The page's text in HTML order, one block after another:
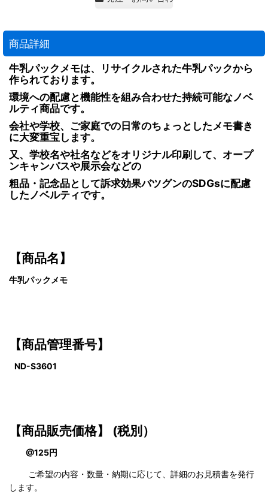
商品詳細
牛乳パックメモは、リサイクルされた牛乳パックから
作られております。
環境への配慮と機能性を組み合わせた持続可能なノベ
ルティ商品です。
会社や学校、ご家庭での日常のちょっとしたメモ書き
に大変重宝します。
又、学校名や社名などをオリジナル印刷して、オープ
ンキャンパスや展示会などの
粗品・記念品として訴求効果バツグンのSDGsに配慮
したノベルティです。
【商品名】
牛乳パックメモ
【商品管理番号】
ND-S3601
【商品販売価格】 (税別）
@125円
ご希望の内容・数量・納期に応じて、詳細のお見積書を発行
します。